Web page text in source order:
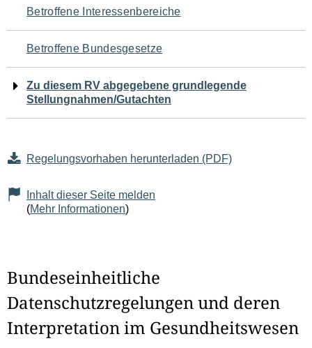
den
Seiteninhalt
Betroffene Interessenbereiche
Betroffene Bundesgesetze
Zu diesem RV abgegebene grundlegende
Stellungnahmen/Gutachten
Regelungsvorhaben herunterladen (PDF)
Inhalt dieser Seite melden
(Mehr Informationen)
Bundeseinheitliche
Datenschutzregelungen und deren
Interpretation im Gesundheitswesen